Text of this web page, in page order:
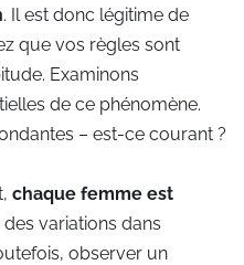
. Il est donc légitime de
que vos règles sont
Examinons
de ce phénomène.
– est-ce courant ?
chaque femme est
variations dans
observer un